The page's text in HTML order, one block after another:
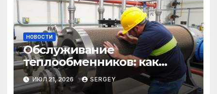
НОВОСТИ
Обслуживание
теплообменников: как
сохранить эффективность и
избежать простоев
ИЮЛ 21, 2026 SERGEY